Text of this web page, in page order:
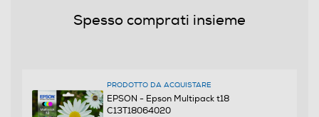
Spesso comprati insieme
PRODOTTO DA ACQUISTARE
EPSON - Epson Multipack t18
C13T18064020